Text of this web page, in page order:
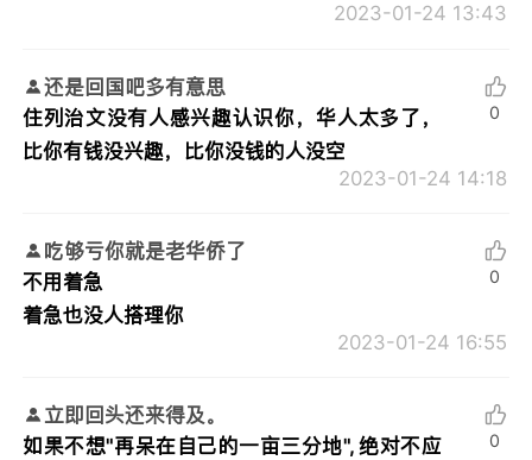
2023-01-24 13:43
还是回国吧多有意思
住列治文没有人感兴趣认识你，华人太多了，
比你有钱没兴趣，比你没钱的人没空
2023-01-24 14:18
0
吃够亏你就是老华侨了
不用着急
着急也没人搭理你
2023-01-24 16:55
0
立即回头还来得及。
如果不想"再呆在自己的一亩三分地", 绝对不应
0